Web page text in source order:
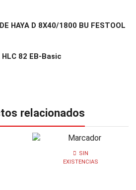
HAYA D 8X40/1800 BU FESTOOL
82 EB-Basic
relacionados
SIN
EXISTENCIAS